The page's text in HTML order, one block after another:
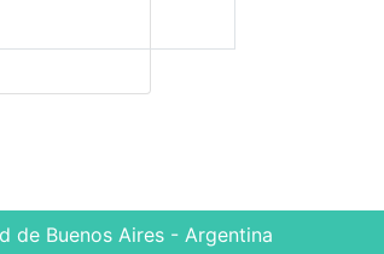
de Buenos Aires - Argentina